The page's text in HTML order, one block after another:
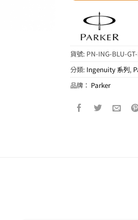
貨號: PN-ING-BLU-
分類: Ingenuity 系列,
品牌： Parker